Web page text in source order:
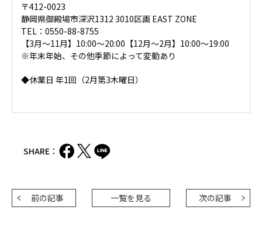
〒412-0023
静岡県御殿場市深沢1312 3010区画 EAST ZONE
TEL：0550-88-8755
【3月～11月】10:00～20:00【12月～2月】10:00～19:00
※年末年始、その他季節によって変動あり
◆休業日 年1回（2月第3木曜日）
SHARE：
前の記事 一覧を見る 次の記事